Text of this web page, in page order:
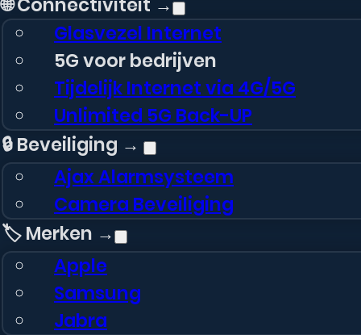
Glasvezel Internet
5G voor bedrijven
Tijdelijk Internet via 4G/5G
Unlimited 5G Back-UP
🔒 Beveiliging →
Ajax Alarmsysteem
Camera Beveiliging
🏷️ Merken →
Apple
Samsung
Jabra